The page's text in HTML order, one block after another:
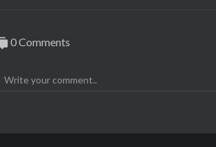
0 Comments